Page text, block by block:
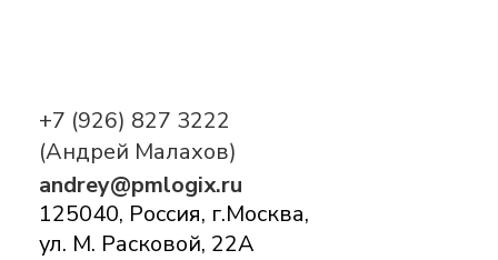
+7 (926) 827 3222
(Андрей Малахов)
andrey@pmlogix.ru
125040, Россия, г.Москва,
ул. М. Расковой, 22А